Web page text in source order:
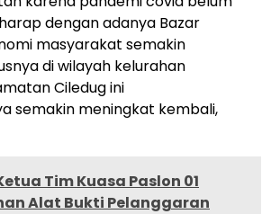
dengan adanya Bazar
masyarakat semakin
di wilayah kelurahan
Ciledug ini
semakin meningkat kembali,
Tim Kuasa Paslon 01
Alat Bukti Pelanggaran